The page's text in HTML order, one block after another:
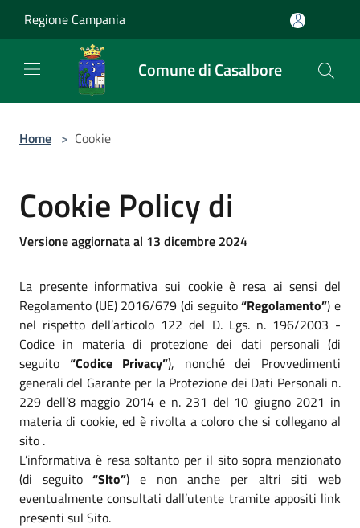
Regione Campania
Comune di Casalbore
Home > Cookie
Cookie Policy di
Versione aggiornata al 13 dicembre 2024
La presente informativa sui cookie è resa ai sensi del
Regolamento (UE) 2016/679 (di seguito“Regolamento”) e
nel rispetto dell’articolo 122 del D. Lgs. n. 196/2003 -
Codice in materia di protezione dei dati personali (di
seguito “Codice Privacy”), nonché dei Provvedimenti
generali del Garante per la Protezione dei Dati Personali n.
229 dell’8 maggio 2014 e n. 231 del 10 giugno 2021 in
materia di cookie, ed è rivolta a coloro che si collegano al
sito .
L’informativa è resa soltanto per il sito sopra menzionato
(di seguito“Sito”) e non anche per altri siti web
eventualmente consultati dall’utente tramite appositi link
presenti sul Sito.